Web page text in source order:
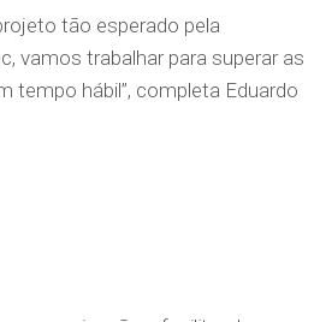
tão esperado pela
vamos trabalhar para superar as
tempo hábil”, completa Eduardo